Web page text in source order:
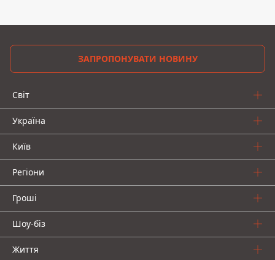
ЗАПРОПОНУВАТИ НОВИНУ
Світ
Україна
Київ
Регіони
Гроші
Шоу-біз
Життя